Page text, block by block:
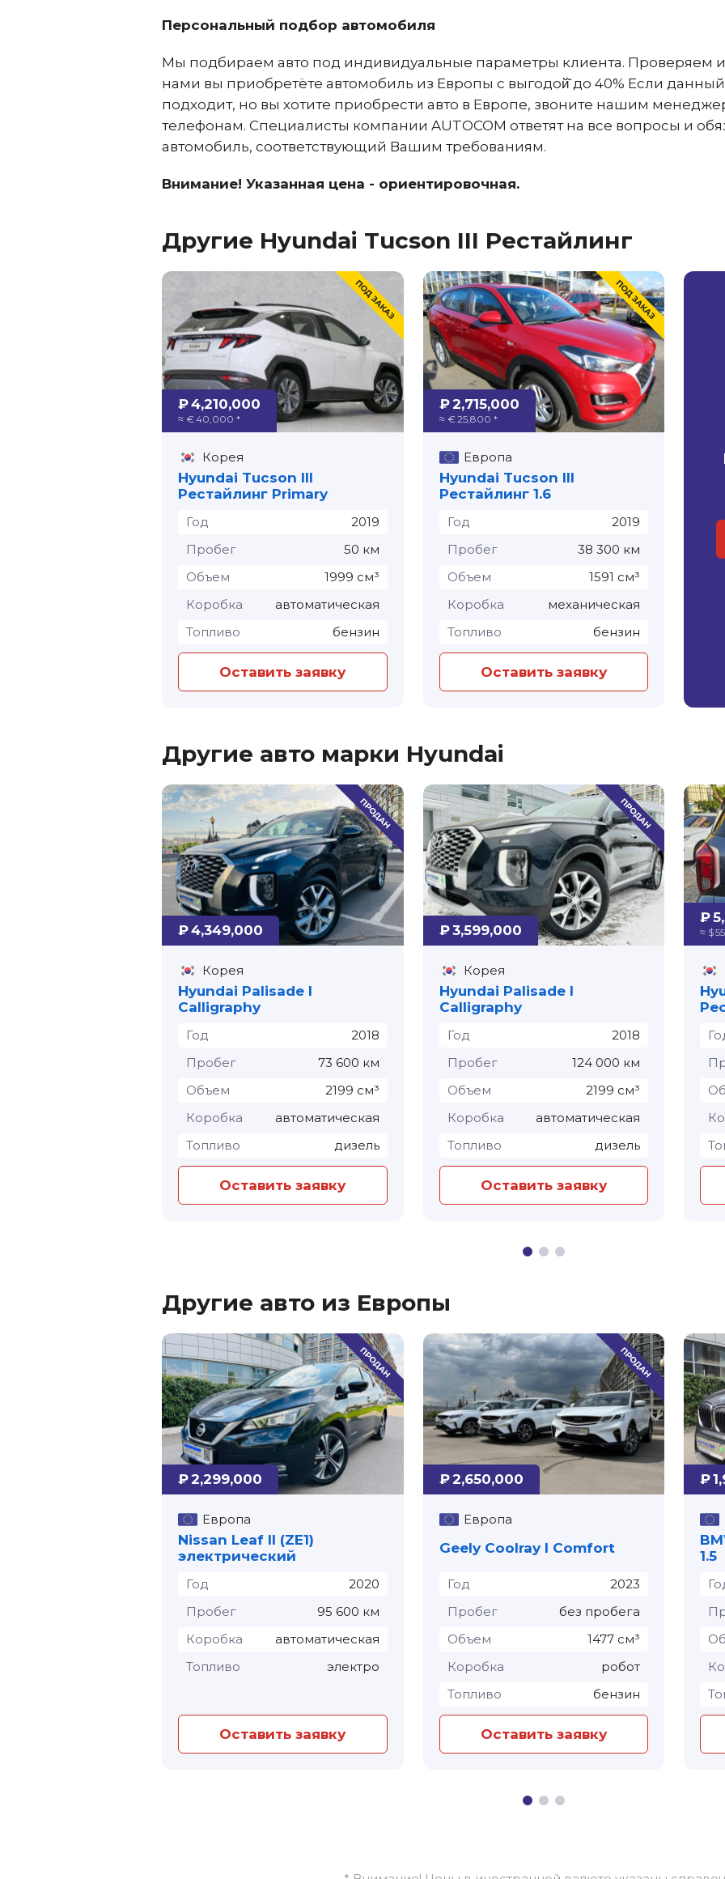
Персональный подбор автомобиля
Мы подбираем авто под индивидуальные параметры клиента. Проверяем
нами вы приобретёте автомобиль из Европы с выгодой̆ до 40% Если
подходит, но вы хотите приобрести авто в Европе, звоните нашим
телефонам. Специалисты компании AUTOCOM ответят на все вопросы и
автомобиль, соответствующий Вашим требованиям.
Внимание! Указанная цена - ориентировочная.
Другие Hyundai Tucson III Рестайлинг
₽ 4,210,000
≈ € 40,000 *
Корея
Hyundai Tucson III
Рестайлинг Primary
Год
2019
Пробег
50 км
Объем
1999 см³
Коробка
автоматическая
Топливо
бензин
Оставить заявку
₽ 2,715,000
≈ € 25,800 *
Европа
Hyundai Tucson III
Рестайлинг 1.6
Год
2019
Пробег
38 300 км
Объем
1591 см³
Коробка
механическая
Топливо
бензин
Оставить заявку
Другие авто марки Hyundai
₽ 4,349,000
Корея
Hyundai Palisade I
Calligraphy
Год
2018
Пробег
73 600 км
Объем
2199 см³
Коробка
автоматическая
Топливо
дизель
Оставить заявку
₽ 3,599,000
Корея
Hyundai Palisade I
Calligraphy
Год
2018
Пробег
124 000 км
Объем
2199 см³
Коробка
автоматическая
Топливо
дизель
Оставить заявку
₽
≈ $
Другие авто из Европы
₽ 2,299,000
Европа
Nissan Leaf II (ZE1)
электрический
Год
2020
Пробег
95 600 км
Коробка
автоматическая
Топливо
электро
Оставить заявку
₽ 2,650,000
Европа
Geely Coolray I Comfort
Год
2023
Пробег
без пробега
Объем
1477 см³
Коробка
робот
Топливо
бензин
Оставить заявку
₽
1.5